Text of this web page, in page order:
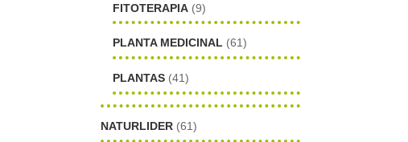
FITOTERAPIA (9)
PLANTA MEDICINAL (61)
PLANTAS (41)
NATURLIDER (61)